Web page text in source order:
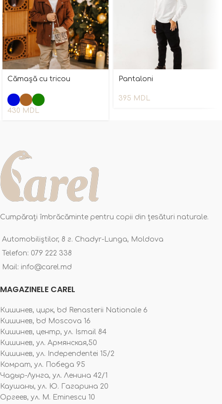
Cămașă cu tricou
430 MDL
Pantaloni
395 MDL
Cumpărați îmbrăcăminte pentru copii din țesături naturale.
Automobiliștilor, 8 г. Chadyr-Lunga, Moldova
Telefon: 079 222 338
Mail: info@carel.md
MAGAZINELE CAREL
Кишинев, цирк, bd Renasterii Nationale 6
Кишинев, bd Moscova 16
Кишинев, центр, ул. Ismail 84
Кишинев, ул. Армянская,50
Кишинев, ул. Independentei 15/2
Комрат, ул. Победа 95
Чадыр-Лунга, ул. Ленина 42/1
Каушаны, ул. Ю. Гагарина 20
Оргеев, ул. M. Eminescu 10